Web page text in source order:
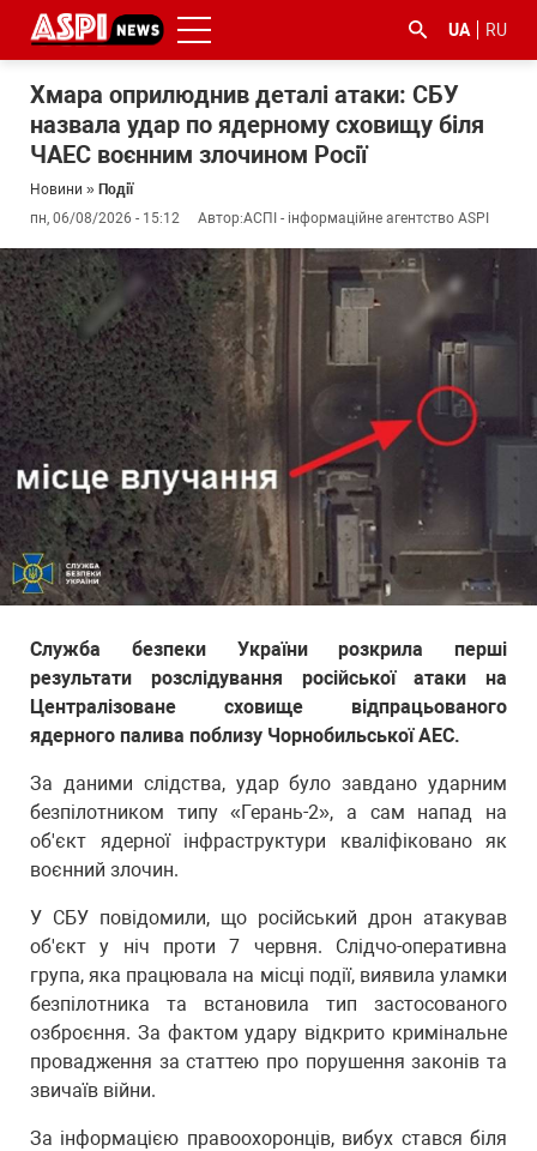
UA RU
Хмара оприлюднив деталі атаки: СБУ
назвала удар по ядерному сховищу біля
ЧАЕС воєнним злочином Росії
Новини » Події
пн, 06/08/2026 - 15:12
Автор:АСПІ - інформаційне агентство ASPI
Служба безпеки України розкрила перші
результати розслідування російської атаки на
Централізоване сховище відпрацьованого
ядерного палива поблизу Чорнобильської АЕС.
За даними слідства, удар було завдано ударним
безпілотником типу «Герань-2», а сам напад на
об'єкт ядерної інфраструктури кваліфіковано як
воєнний злочин.
У СБУ повідомили, що російський дрон атакував
об'єкт у ніч проти 7 червня. Слідчо-оперативна
група, яка працювала на місці події, виявила уламки
безпілотника та встановила тип застосованого
озброєння. За фактом удару відкрито кримінальне
провадження за статтею про порушення законів та
звичаїв війни.
За інформацією правоохоронців, вибух стався біля
#ООС
#боротьба
з
корупцією
#ДФС #Київ #коронавірус